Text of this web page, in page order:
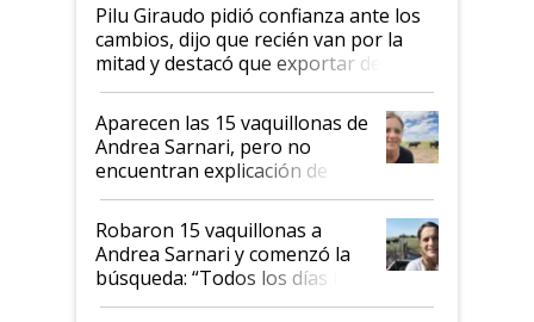
Pilu Giraudo pidió confianza ante los
cambios, dijo que recién van por la
mitad y destacó que exportar dejó de
ser "para unos pocos": "Tenemos un
mandato muy claro del gobierno
nacional"
Aparecen las 15 vaquillonas de
Andrea Sarnari, pero no
encuentran explicación de
cómo llegaron allí
Robaron 15 vaquillonas a
Andrea Sarnari y comenzó la
búsqueda: “Todos los días le
toca a algún productor”